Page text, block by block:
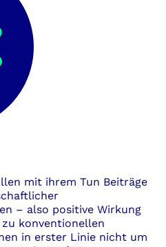
mit ihrem Tun Beiträge
– also positive Wirkung
konventionellen
in erster Linie nicht um